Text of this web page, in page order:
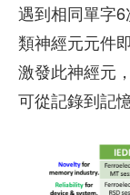
遇到相同單字
類神經元元件
激發此神經元
可從記錄到記